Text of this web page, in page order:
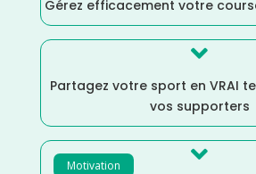
Gérez efficacement votre

Partagez votre sport en VRAI
vos supporters
Motivation 